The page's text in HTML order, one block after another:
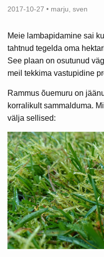
2017-10-27 • marju, sven
Meie lambapidamine sai
tahtnud tegelda oma
See plaan on osutunud
meil tekkima vastupidine
Rammus õuemuru on
korralikult sammalduma.
välja sellised: